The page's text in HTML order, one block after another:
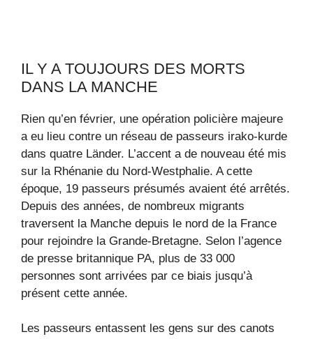
IL Y A TOUJOURS DES MORTS
DANS LA MANCHE
Rien qu’en février, une opération policière majeure
a eu lieu contre un réseau de passeurs irako-kurde
dans quatre Länder. L’accent a de nouveau été mis
sur la Rhénanie du Nord-Westphalie. A cette
époque, 19 passeurs présumés avaient été arrêtés.
Depuis des années, de nombreux migrants
traversent la Manche depuis le nord de la France
pour rejoindre la Grande-Bretagne. Selon l’agence
de presse britannique PA, plus de 33 000
personnes sont arrivées par ce biais jusqu’à
présent cette année.
Les passeurs entassent les gens sur des canots